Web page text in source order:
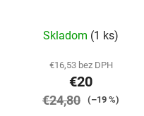
Skladom (1 ks)
€16,53 bez DPH
€20
€24,80 (–19 %)